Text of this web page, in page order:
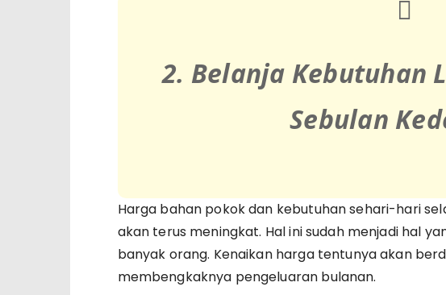
2. Belanja Kebutuhan
Sebulan
Harga bahan pokok dan kebutuhan sehari-hari
akan terus meningkat. Hal ini sudah menjadi hal
banyak orang. Kenaikan harga tentunya akan
membengkaknya pengeluaran bulanan.